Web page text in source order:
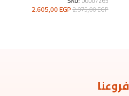
2.975,00EGP
2.605,00EGP
فروعنا